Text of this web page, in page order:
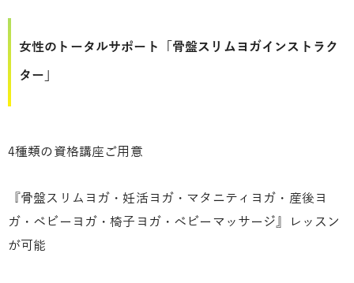
女性のトータルサポート「骨盤スリムヨガインストラク
ター」
4種類の資格講座ご用意
『骨盤スリムヨガ・妊活ヨガ・マタニティヨガ・産後ヨ
ガ・ベビーヨガ・椅子ヨガ・ベビーマッサージ』レッスン
が可能